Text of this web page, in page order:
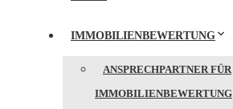
IMMOBILIENBEWERTUNG
ANSPRECHPARTNER FÜR
IMMOBILIENBEWERTUNG